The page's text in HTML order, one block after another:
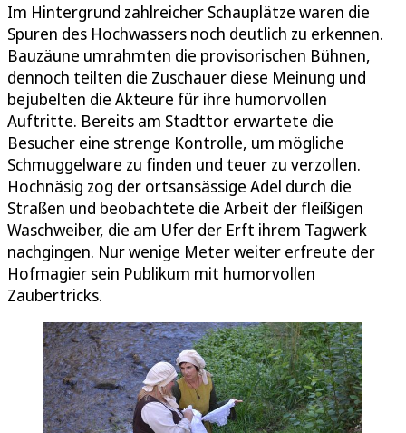
Im Hintergrund zahlreicher Schauplätze waren die
Spuren des Hochwassers noch deutlich zu erkennen.
Bauzäune umrahmten die provisorischen Bühnen,
dennoch teilten die Zuschauer diese Meinung und
bejubelten die Akteure für ihre humorvollen
Auftritte. Bereits am Stadttor erwartete die
Besucher eine strenge Kontrolle, um mögliche
Schmuggelware zu finden und teuer zu verzollen.
Hochnäsig zog der ortsansässige Adel durch die
Straßen und beobachtete die Arbeit der fleißigen
Waschweiber, die am Ufer der Erft ihrem Tagwerk
nachgingen. Nur wenige Meter weiter erfreute der
Hofmagier sein Publikum mit humorvollen
Zaubertricks.